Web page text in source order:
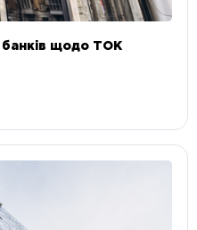
банків щодо ТОК